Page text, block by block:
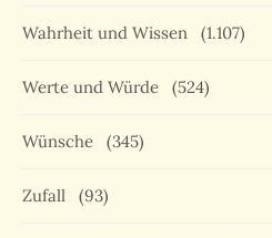
Wahrheit und Wissen (1.107)
Werte und Würde (524)
Wünsche (345)
Zufall (93)